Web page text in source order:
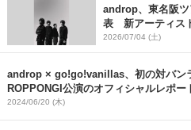
androp、東名阪
表 新アーティス
2026/07/04 (土)
androp × go!go!vanillas、初の対バン
ROPPONGI公演のオフィシャルレポー
2024/06/20 (木)